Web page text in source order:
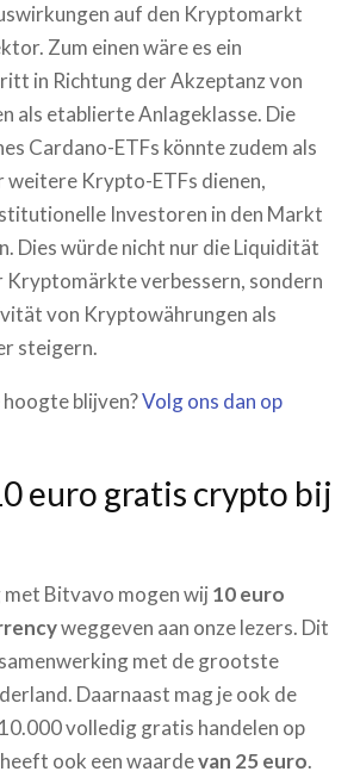
auf den Kryptomarkt
Zum einen wäre es ein
in Richtung der Akzeptanz von
als etablierte Anlageklasse. Die
Cardano-ETFs könnte zudem als
weitere Krypto-ETFs dienen,
Investoren in den Markt
Dies würde nicht nur die Liquidität
Kryptomärkte verbessern, sondern
von Kryptowährungen als
steigern.
blijven?Volg ons dan op
euro gratis crypto bij
met Bitvavo mogen wij 10 euro
weggeven aan onze lezers. Dit
met de grootste
Daarnaast mag je ook de
volledig gratis handelen op
ook een waardevan 25 euro.